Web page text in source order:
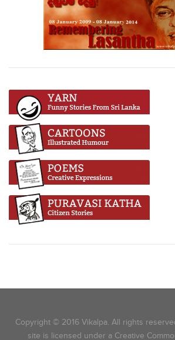
Copyright © 2016 Vikalpa. All rights
site is licensed under a Creative